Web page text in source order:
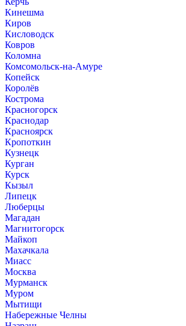
Кинешма
Киров
Кисловодск
Ковров
Коломна
Комсомольск-на-Амуре
Копейск
Королёв
Кострома
Красногорск
Краснодар
Красноярск
Кропоткин
Кузнецк
Курган
Курск
Кызыл
Липецк
Люберцы
Магадан
Магнитогорск
Майкоп
Махачкала
Миасс
Москва
Мурманск
Муром
Мытищи
Набережные Челны